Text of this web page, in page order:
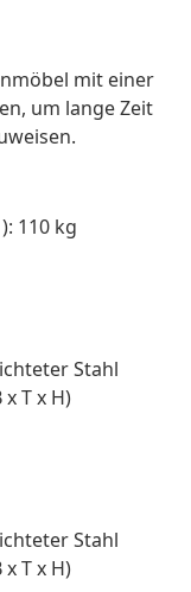
mit einer
um lange Zeit
110 kg
Stahl
T x H)
Stahl
T x H)